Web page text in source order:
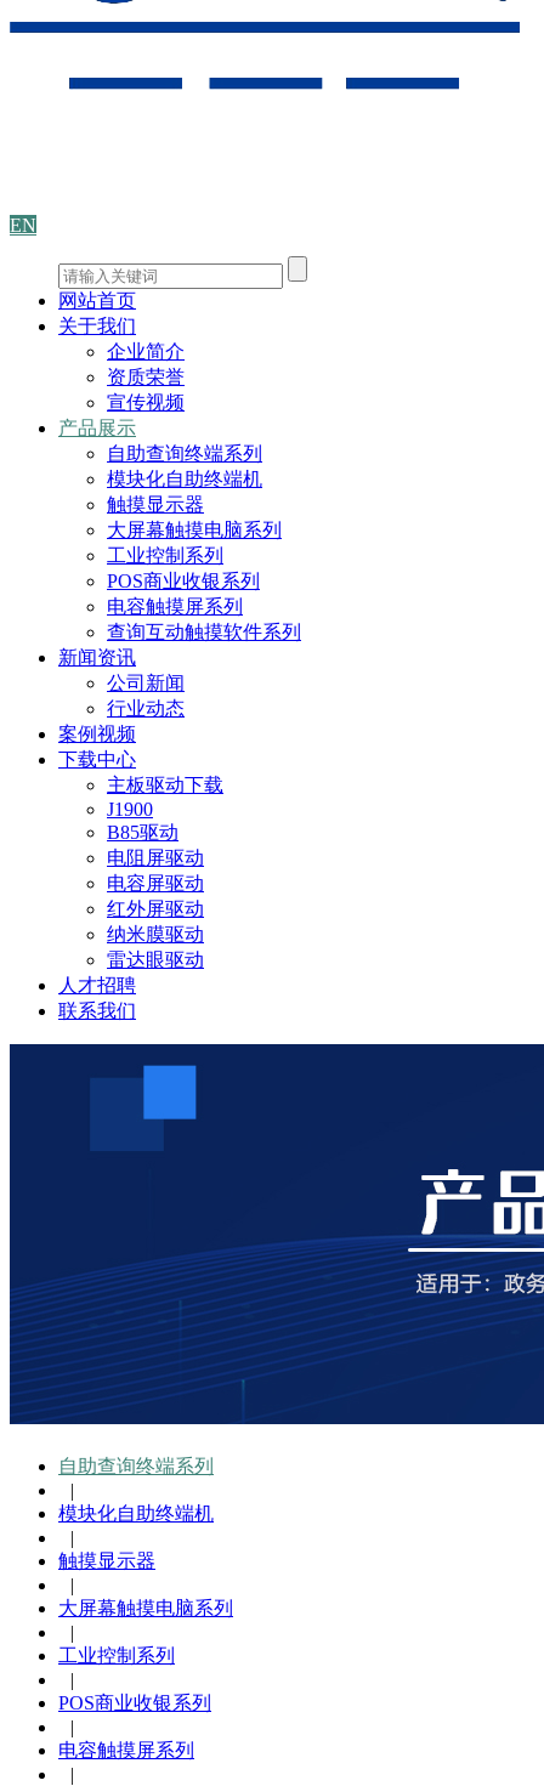
EN
网站首页
关于我们
企业简介
资质荣誉
宣传视频
产品展示
自助查询终端系列
模块化自助终端机
触摸显示器
大屏幕触摸电脑系列
工业控制系列
POS商业收银系列
电容触摸屏系列
查询互动触摸软件系列
新闻资讯
公司新闻
行业动态
案例视频
下载中心
主板驱动下载
J1900
B85驱动
电阻屏驱动
电容屏驱动
红外屏驱动
纳米膜驱动
雷达眼驱动
人才招聘
联系我们
自助查询终端系列
|
模块化自助终端机
|
触摸显示器
|
大屏幕触摸电脑系列
|
工业控制系列
|
POS商业收银系列
|
电容触摸屏系列
|